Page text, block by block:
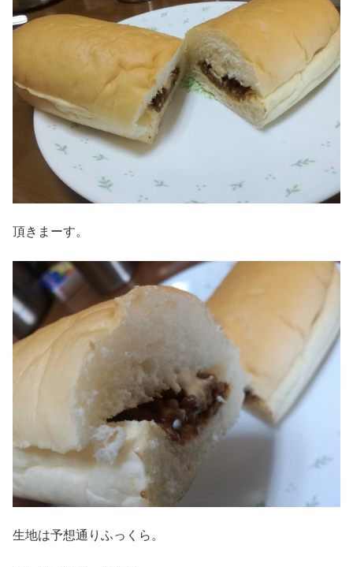
頂きまーす。
生地は予想通りふっくら。